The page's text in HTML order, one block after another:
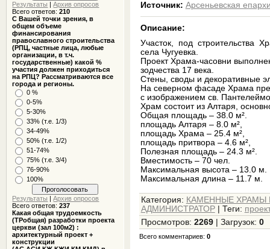
Результаты |Архив опросов
Всего ответов:210
С Вашей точки зрения, в
общем объеме
финансирования
православного строительства
(РПЦ, частные лица, любые
организации, в т.ч.
государственные) какой %
участия должен приходиться
на РПЦ? Рассматриваются все
города и регионы.
0 %
0-5%
5-30%
33% (т.е. 1/3)
34-49%
50% (т.е. 1/2)
51-74%
75% (т.е. 3/4)
76-90%
100%
Результаты |Архив опросов
Всего ответов:237
Какая общая трудоемкость
(ТРобщая) разработки проекта
церкви (зал 100м2) :
архитектурный проект +
конструкции
Источник: Арсеньевская
Описание:
Участок, под строительства
села Чугуевка.
Проект Храма-часовни
зодчества 17 века.
Стены, своды и декоративные
На северном фасаде Храма
с изображением св.
Храм состоит из Алтаря,
Общая площадь – 38.0 м².
площадь Алтаря – 8.0 м²,
площадь Храма – 25.4 м²,
площадь притвора – 4.6 м²,
Полезная площадь – 24.3 м².
Вместимость – 70 чел.
Максимальная высота – 13.0 м.
Максимальная длина – 11.7 м.
Категория: КАМЕННЫЕ ХРАМЫ
АДМИНИСТРАТОР| Теги: проект
Просмотров: 2269| Загрузок: 0
Всего комментариев: 0